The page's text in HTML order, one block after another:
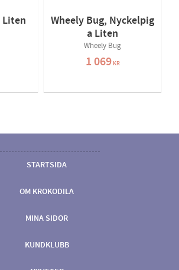
Liten
Wheely Bug, Nyckelpig
a Liten
Wheely Bug
1 069KR
STARTSIDA
OM KROKODILA
MINA SIDOR
KUNDKLUBB